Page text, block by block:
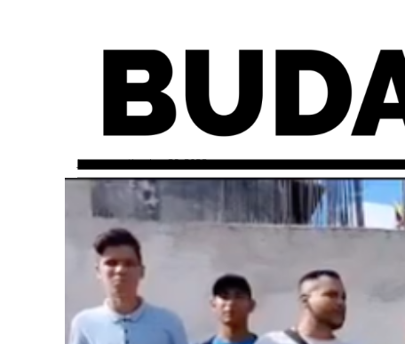
jueves, septiembre 29, 2022